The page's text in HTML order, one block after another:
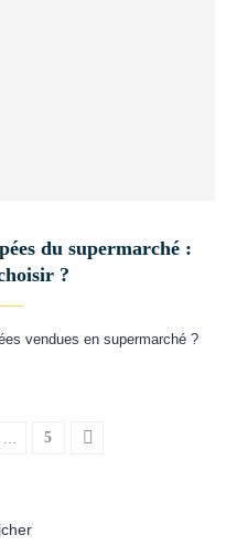
du supermarché :
?
vendues en supermarché ?
5